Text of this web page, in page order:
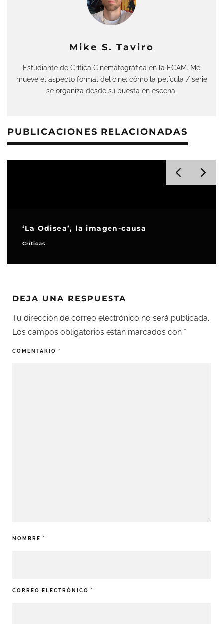
Mike S. Taviro
Estudiante de Crítica Cinematográfica en la ECAM. Me
mueve el aspecto formal del cine; cómo la película / serie
se organiza desde su puesta en escena.
PUBLICACIONES RELACIONADAS
‘La Odisea’, la imagen-causa
Críticas
DEJA UNA RESPUESTA
Tu dirección de correo electrónico no será publicada.
Los campos obligatorios están marcados con *
COMENTARIO *
NOMBRE *
CORREO ELECTRÓNICO *